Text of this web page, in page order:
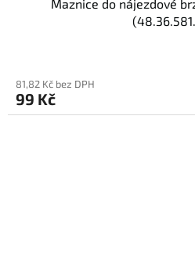
Maznice do nájezdové
81,82 Kč bez DPH
99 Kč